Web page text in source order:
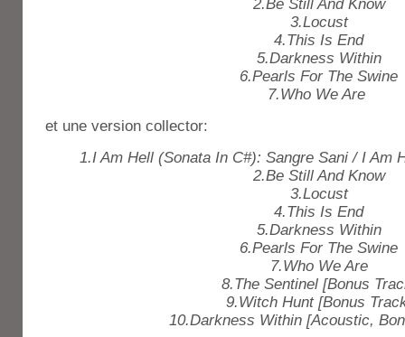
2.Be Still And Know
3.Locust
4.This Is End
5.Darkness Within
6.Pearls For The Swine
7.Who We Are
et une version collector:
1.I Am Hell (Sonata In C#): Sangre Sani / I Am
2.Be Still And Know
3.Locust
4.This Is End
5.Darkness Within
6.Pearls For The Swine
7.Who We Are
8.The Sentinel [Bonus
9.Witch Hunt [Bonus
10.Darkness Within [Acoustic,